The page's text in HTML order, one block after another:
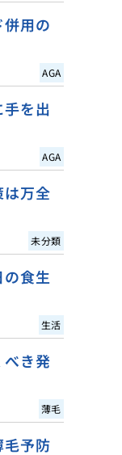
用の
AGA
を出
AGA
万全
未分類
食生
生活
べき発
薄毛
予防